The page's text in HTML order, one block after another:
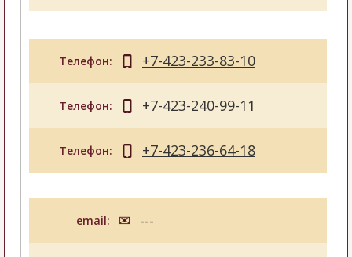
Телефон: +7-423-233-83-10
Телефон: +7-423-240-99-11
Телефон: +7-423-236-64-18
email: ---